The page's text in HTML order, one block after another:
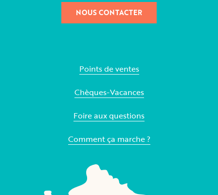
NOUS CONTACTER
Points de ventes
Chèques-Vacances
Foire aux questions
Comment ça marche ?